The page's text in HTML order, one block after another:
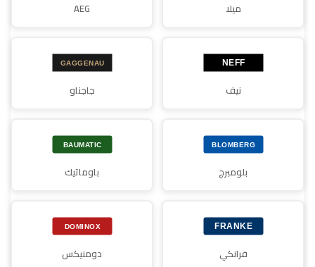
ميلا AEG
نيف جاجناو
بلومبرج باوماتيك
فرانكي دومنيكس